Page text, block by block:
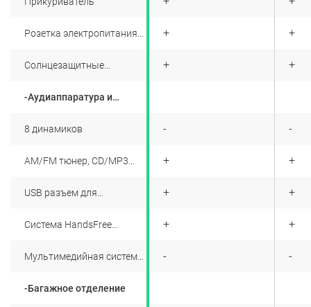
Розетка электропитания
Солнцезащитные
зеркалами
-Аудиаппаратура и
8 динамиков
AM/FM тюнер, CD/MP3
USB разъем для
Система HandsFree
Мультимедийная система
-Багажное отделение
+
+
+
+
+
+
+
+
+
-
+
+
+
-
+
+
-
+
+
+
-